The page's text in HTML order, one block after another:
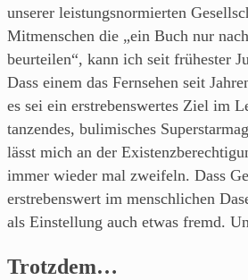
unserer leistungsnormierten
Mitmenschen die „ein Buch nur
beurteilen“, kann ich seit frühester
Dass einem das Fernsehen seit
es sei ein erstrebenswertes Ziel im
tanzendes, bulimisches
lässt mich an der
immer wieder mal zweifeln. Dass
erstrebenswert im menschlichen
als Einstellung auch etwas fremd.
Trotzdem…